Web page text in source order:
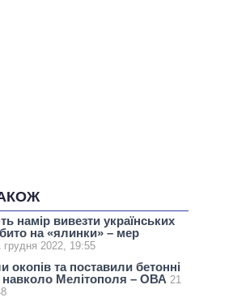
намір вивезти українських
на «ялинки» – мер
грудня 2022, 19:55
окопів та поставили бетонні
навколо Мелітополя – ОВА 21